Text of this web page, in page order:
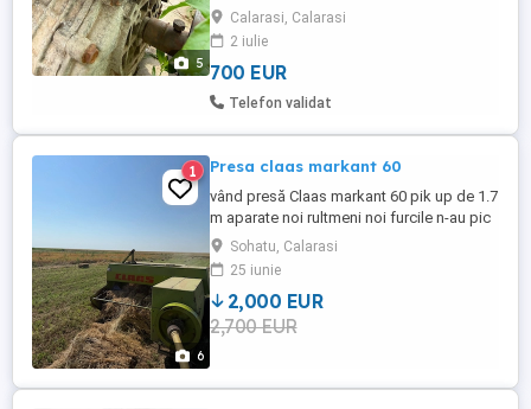
5
tras apă
Calarasi, Calarasi
2 iulie
700 EUR
Telefon validat
6
1 Presa claas markant 60
vând presă Claas markant 60 pik up de 1.7
m aparate noi rultmeni noi furcile n-au pic
de joc presa merge impecabil nu necesită
investiții la cerere se dă și video cu ea pe
whassap preț 3.000
Sohatu, Calarasi
25 iunie
2,000 EUR
2,700 EUR